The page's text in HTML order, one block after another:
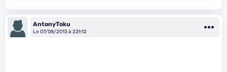
AntonyToku
Le 07/08/2013 à 22h12